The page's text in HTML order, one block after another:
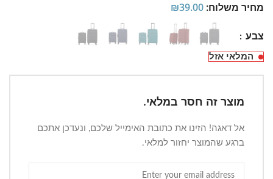
מחיר משלוח: ₪39.00
צבע
המלאי אזל
מוצר זה חסר במלאי.
אל דאגה! הזינו את כתובת האימייל שלכם, ונעדכן אתכם
ברגע שהמוצר יחזור למלאי.